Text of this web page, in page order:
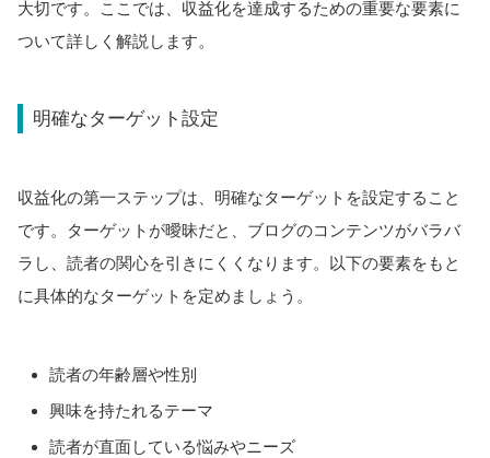
大切です。ここでは、収益化を達成するための重要な要素に
ついて詳しく解説します。
明確なターゲット設定
収益化の第一ステップは、明確なターゲットを設定すること
です。ターゲットが曖昧だと、ブログのコンテンツがバラバ
ラし、読者の関心を引きにくくなります。以下の要素をもと
に具体的なターゲットを定めましょう。
読者の年齢層や性別
興味を持たれるテーマ
読者が直面している悩みやニーズ